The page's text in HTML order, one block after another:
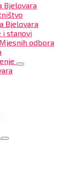
Bjelovara
Bjelovara
i stanovi
odbora